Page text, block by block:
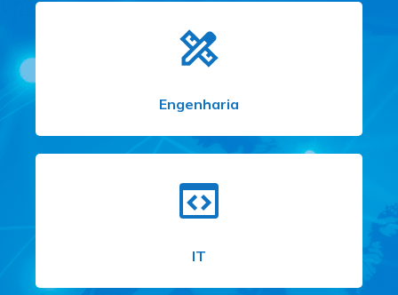
Engenharia
IT